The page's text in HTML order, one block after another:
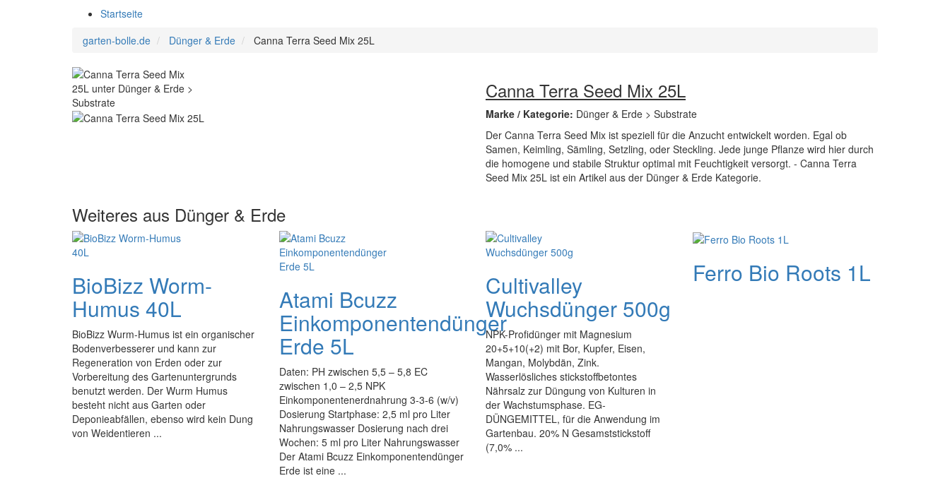
Startseite
garten-bolle.de
Dünger & Erde Canna Terra Seed Mix 25L
Canna Terra Seed Mix 25L
Marke / Kategorie: Dünger & Erde > Substrate
Der Canna Terra Seed Mix ist speziell für die Anzucht entwickelt worden. Egal ob
Samen, Keimling, Sämling, Setzling, oder Steckling. Jede junge Pflanze wird hier durch
die homogene und stabile Struktur optimal mit Feuchtigkeit versorgt. - Canna Terra
Seed Mix 25L ist ein Artikel aus der Dünger & Erde Kategorie.
Weiteres aus Dünger & Erde
BioBizz Worm-
Humus 40L
BioBizz Wurm-Humus ist ein organischer
Bodenverbesserer und kann zur
Regeneration von Erden oder zur
Vorbereitung des Gartenuntergrunds
benutzt werden. Der Wurm Humus
besteht nicht aus Garten oder
Deponieabfällen, ebenso wird kein Dung
von Weidentieren ...
Atami Bcuzz
Einkomponentendünger
Erde 5L
Daten: PH zwischen 5,5 – 5,8 EC
zwischen 1,0 – 2,5 NPK
Einkomponentenerdnahrung 3-3-6 (w/v)
Dosierung Startphase: 2,5 ml pro Liter
Nahrungswasser Dosierung nach drei
Wochen: 5 ml pro Liter Nahrungswasser
Der Atami Bcuzz Einkomponentendünger
Erde ist eine ...
Cultivalley
Wuchsdünger 500g
NPK-Profidünger mit Magnesium
20+5+10(+2) mit Bor, Kupfer, Eisen,
Mangan, Molybdän, Zink.
Wasserlösliches stickstoffbetontes
Nährsalz zur Düngung von Kulturen in
der Wachstumsphase. EG-
DÜNGEMITTEL, für die Anwendung im
Gartenbau. 20% N Gesamststickstoff
(7,0% ...
Ferro Bio Roots 1L